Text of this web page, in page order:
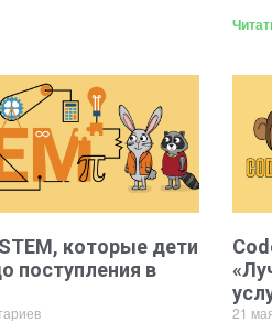
которые дети
поступления в
21